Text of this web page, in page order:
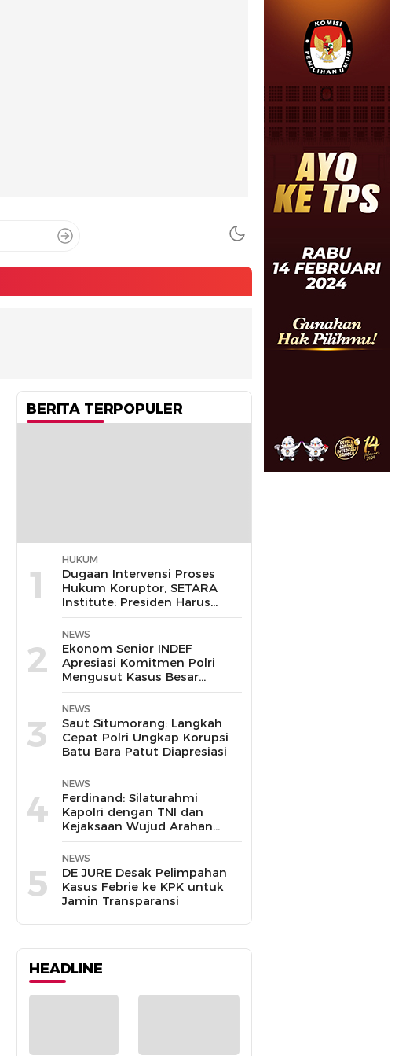
BERITA TERPOPULER
1
HUKUM
Dugaan Intervensi Proses
Hukum Koruptor, SETARA
Institute: Presiden Harus
Pastikan TNI Tak
Disalahgunakan
2
NEWS
Ekonom Senior INDEF
Apresiasi Komitmen Polri
Mengusut Kasus Besar
hingga Tuntas
3
NEWS
Saut Situmorang: Langkah
Cepat Polri Ungkap Korupsi
Batu Bara Patut Diapresiasi
4
NEWS
Ferdinand: Silaturahmi
Kapolri dengan TNI dan
Kejaksaan Wujud Arahan
Presiden Prabowo
5
NEWS
DE JURE Desak Pelimpahan
Kasus Febrie ke KPK untuk
Jamin Transparansi
HEADLINE